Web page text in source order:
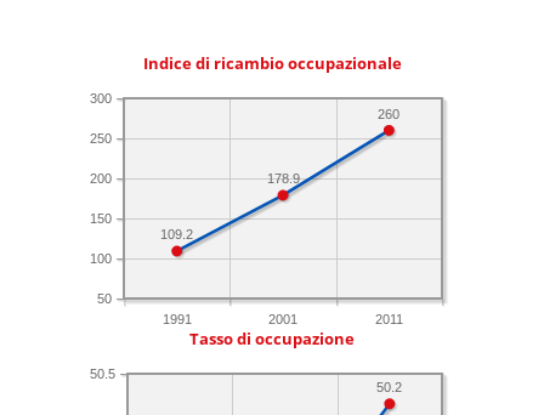
Indice di ricambio occupazionale
1991 2001 2011
50
100
150
200
250
300
260
178.9
109.2
Tasso di occupazione
50.5
50.2